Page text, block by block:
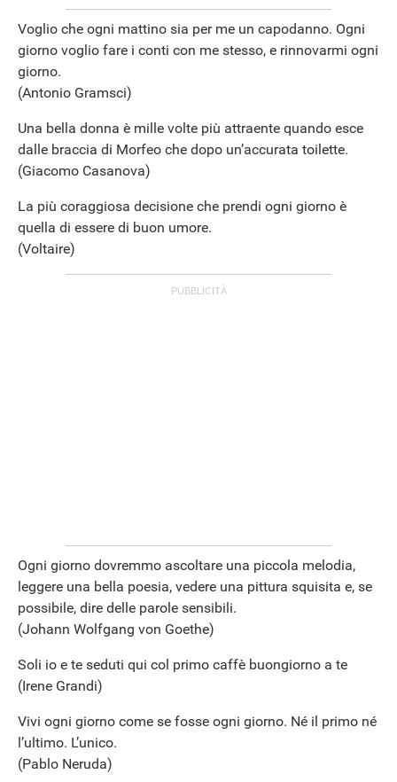
Voglio che ogni mattino sia per me un capodanno. Ogni
giorno voglio fare i conti con me stesso, e rinnovarmi ogni
giorno.
(Antonio Gramsci)
Una bella donna è mille volte più attraente quando esce
dalle braccia di Morfeo che dopo un’accurata toilette.
(Giacomo Casanova)
La più coraggiosa decisione che prendi ogni giorno è
quella di essere di buon umore.
(Voltaire)
Ogni giorno dovremmo ascoltare una piccola melodia,
leggere una bella poesia, vedere una pittura squisita e, se
possibile, dire delle parole sensibili.
(Johann Wolfgang von Goethe)
Soli io e te seduti qui col primo caffè buongiorno a te
(Irene Grandi)
Vivi ogni giorno come se fosse ogni giorno. Né il primo né
l’ultimo. L’unico.
(Pablo Neruda)